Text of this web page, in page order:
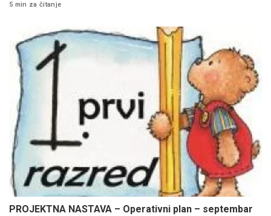
5 min za čitanje
PROJEKTNA NASTAVA – Operativni plan – septembar